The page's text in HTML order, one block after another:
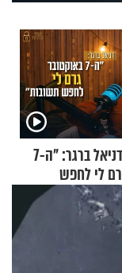
קוד פתוח | דניאל ברגר: "ה-7
לי לחפש